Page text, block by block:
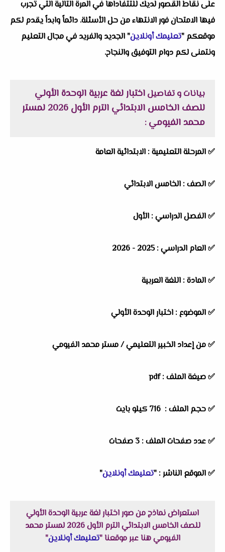
على نقاط القصور لديك للتتفاداها في المرة التالية التي تجرب
فيها الامتحان فور الانتهاء من حل الأسئلة. دائماً وابداً يقدم لكم
موقعكم "تعليمك أونلاين" الجديد والفريد في مجال التعليم
ونتمنى لكم دوام التوفيق والنجاح.
بيانات و تفاصيلاختبار لغة عربية الوحدة الأولي
للصف الخامس الابتدائي الترم الأول 2026 لمستر
محمد الفيومي:
✅المرحلة التعليمية : الابتدائية العامة
✅الصف : الخامس الابتدائي
✅الفصل الدراسي : الأول
✅العام الدراسي :2025 - 2026
✅المادة : اللغة العربية
✅الموضوع : اختبار الوحدة الأولي
✅من إعداد الخبير التعليمي / مستر محمد الفيومي
✅ صيغة الملف : pdf
✅ حجم الملف : 716 كيلو بايت
✅ عدد صفحات الملف : 3 صفحات
✅الموقع الناشر : "تعليمك أونلاين"
استعراض نماذج من صور اختبار لغة عربية الوحدة الأولي
للصف الخامس الابتدائي الترم الأول 2026 لمستر محمد
الفيومي هنا عبر موقعنا "تعليمك أونلاين"